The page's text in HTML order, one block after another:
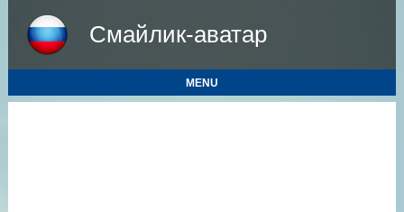
Смайлик-аватар
MENU